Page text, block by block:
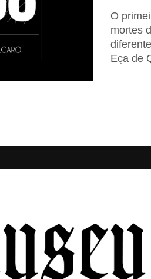
O
mortes
Eça de